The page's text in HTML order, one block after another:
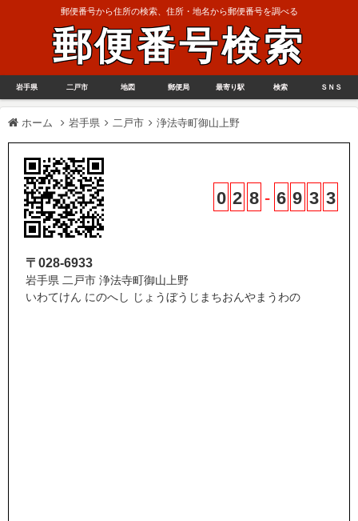
郵便番号から住所の検索、住所・地名から郵便番号を調べる
郵便番号検索
岩手県 二戸市 地図 郵便局 最寄り駅 検索 ＳＮＳ
ホーム 岩手県 二戸市 浄法寺町御山上野
0 2 8 - 6 9 3 3
〒028-6933
岩手県 二戸市 浄法寺町御山上野
いわてけん にのへし じょうぼうじまちおんやまうわの